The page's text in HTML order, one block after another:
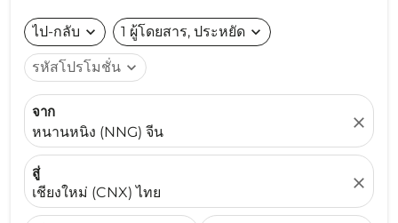
ไป-กลับ expand_more 1 ผู้โดยสาร, ประหยัด expand_more
รหัสโปรโมชั่น expand_more
จาก
หนานหนิง (NNG) จีน
close
สู่
เชียงใหม่ (CNX) ไทย
close